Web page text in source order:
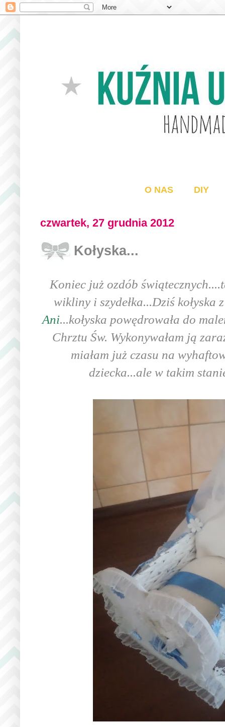
O NAS DIY
czwartek, 27 grudnia 2012
Kołyska...
Koniec już ozdób
wikliny i szydełka...Dziś
Ani...kołyska powędrowała do
Chrztu Św. Wykonywałam ją
miałam już czasu na
dziecka...ale w takim